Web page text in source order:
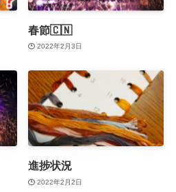
春節🇨🇳
2022年2月3日
進捗状況
2022年2月2日